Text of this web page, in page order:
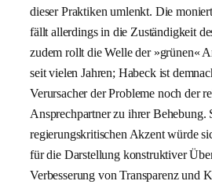
dieser Praktiken umlenkt. Die
fällt allerdings in die Zuständigkeit
zudem rollt die Welle der »grünen«
seit vielen Jahren; Habeck ist
Verursacher der Probleme noch der
Ansprechpartner zu ihrer Behebung.
regierungskritischen Akzent würde
für die Darstellung konstruktiver
Verbesserung von Transparenz und